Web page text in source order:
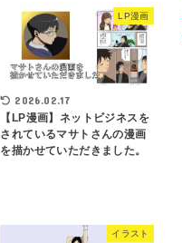
LP漫画
2026.02.17
【LP漫画】ネットビジネスを
されているマサトさんの漫画
を描かせていただきました。
イラスト